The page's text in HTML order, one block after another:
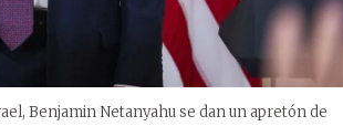
Benjamin Netanyahu se dan un apretón de